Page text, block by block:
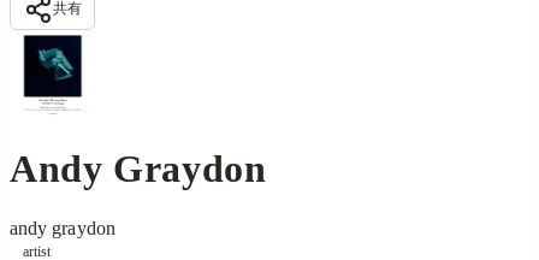
共有
Andy Graydon
andy graydon
artist